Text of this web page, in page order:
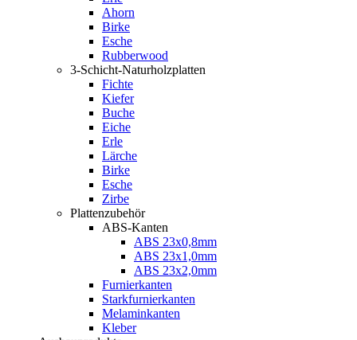
Ahorn
Birke
Esche
Rubberwood
3-Schicht-Naturholzplatten
Fichte
Kiefer
Buche
Eiche
Erle
Lärche
Birke
Esche
Zirbe
Plattenzubehör
ABS-Kanten
ABS 23x0,8mm
ABS 23x1,0mm
ABS 23x2,0mm
Furnierkanten
Starkfurnierkanten
Melaminkanten
Kleber